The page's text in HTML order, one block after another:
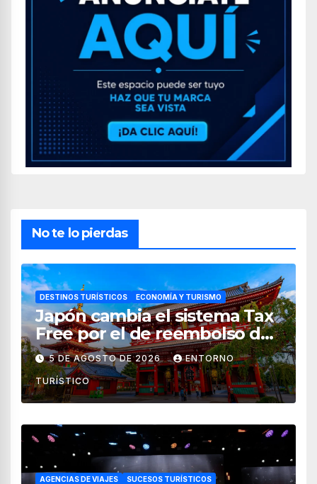
No te lo pierdas
DESTINOS TURÍSTICOS ECONOMÍA Y TURISMO
Japón cambia el sistema Tax
Free por el de reembolso de
impuestos desde noviembre
de 2026
5 DE AGOSTO DE 2026 ENTORNO
TURÍSTICO
AGENCIAS DE VIAJES SUCESOS TURÍSTICOS